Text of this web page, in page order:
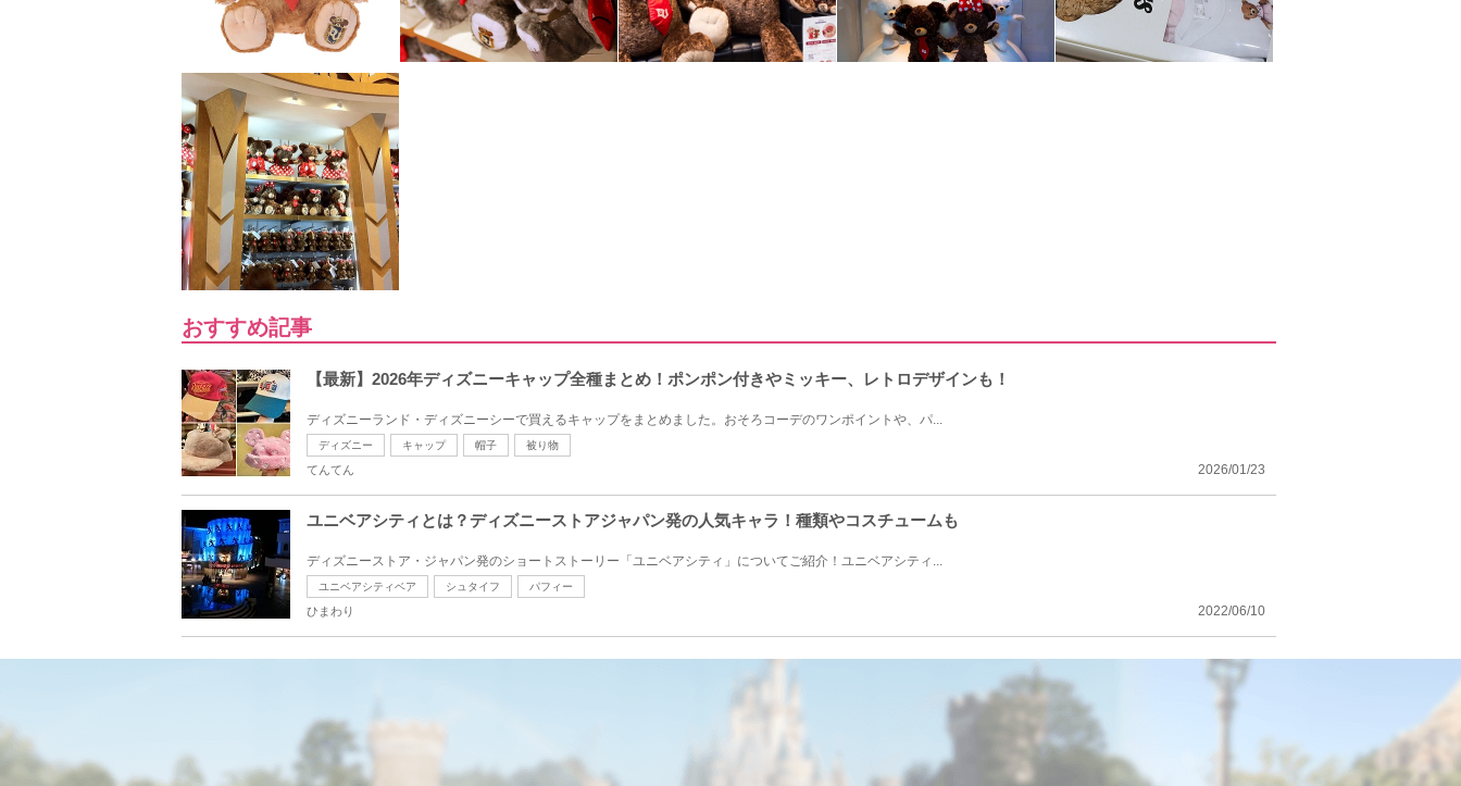
おすすめ記事
【最新】2026年ディズニーキャップ全種まとめ！ポンポン付きやミッキー、レトロデザインも！
ディズニーランド・ディズニーシーで買えるキャップをまとめました。おそろコーデのワンポイントや、パ...
ディズニー キャップ 帽子 被り物
2026/01/23
てんてん
ユニベアシティとは？ディズニーストアジャパン発の人気キャラ！種類やコスチュームも
ディズニーストア・ジャパン発のショートストーリー「ユニベアシティ」についてご紹介！ユニベアシティ...
ユニベアシティベア シュタイフ パフィー
2022/06/10
ひまわり